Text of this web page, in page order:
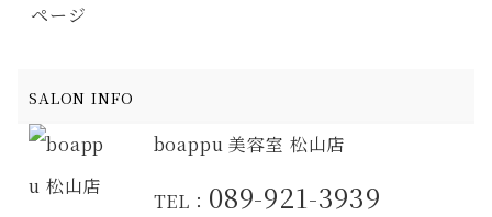
ページ
SALON INFO
boappu 美容室 松山店
TEL： 089-921-3939